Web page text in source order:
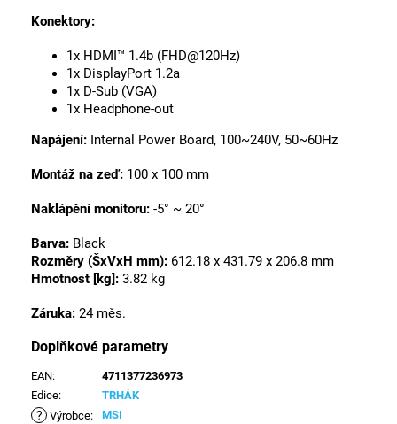
Konektory:
1x HDMI™ 1.4b (FHD@120Hz)
1x DisplayPort 1.2a
1x D-Sub (VGA)
1x Headphone-out
Napájení: Internal Power Board, 100~240V, 50~60Hz
Montáž na zeď: 100 x 100 mm
Naklápění monitoru: -5° ~ 20°
Barva: Black
Rozměry (ŠxVxH mm): 612.18 x 431.79 x 206.8 mm
Hmotnost [kg]: 3.82 kg
Záruka: 24 měs.
Doplňkové parametry
EAN:
4711377236973
Edice: TRHÁK
? Výrobce: MSI